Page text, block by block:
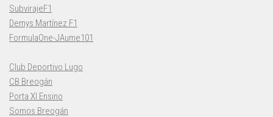
SubvirajeF1
Demys Martínez F1
FormulaOne-JAume101
Club Deportivo Lugo
CB Breogán
Porta XI Ensino
Somos Breogán